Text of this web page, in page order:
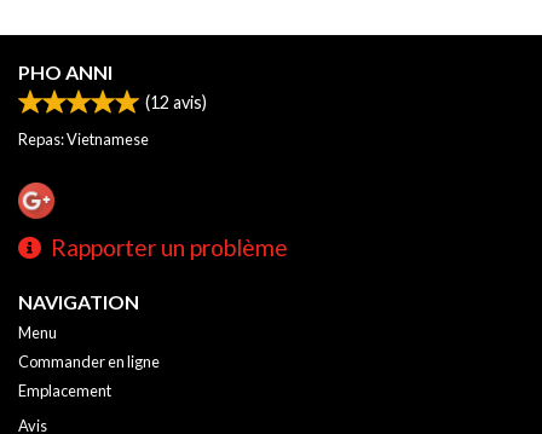
PHO ANNI
(12 avis)
Repas: Vietnamese
Rapporter un problème
NAVIGATION
Menu
Commander en ligne
Emplacement
Avis